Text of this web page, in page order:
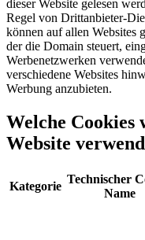
dieser Website gelesen
Regel von Drittanbieter-
können auf allen Websites
der die Domain steuert,
Werbenetzwerken
verschiedene Websites
Werbung anzubieten.
Welche Cookies
Website
Kategorie
Technischer
Name